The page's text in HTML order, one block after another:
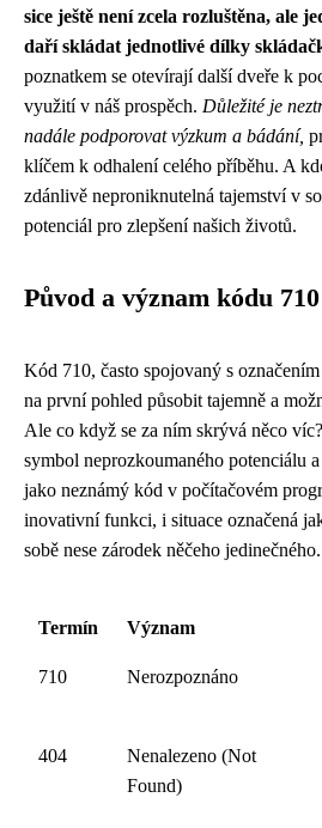
sice ještě není zcela rozluštěna, ale
daří skládat jednotlivé dílky
poznatkem se otevírají další dveře k
využití v náš prospěch. Důležité je
nadále podporovat výzkum a bádání,
klíčem k odhalení celého příběhu. A
zdánlivě neproniknutelná tajemství v
potenciál pro zlepšení našich životů.
Původ a význam kódu 710
Kód 710, často spojovaný s
na první pohled působit tajemně a
Ale co když se za ním skrývá něco
symbol neprozkoumaného potenciálu
jako neznámý kód v počítačovém
inovativní funkci, i situace označená
sobě nese zárodek něčeho jedinečného.
Termín Význam
710 Nerozpoznáno
404
Nenalezeno (Not
Found)